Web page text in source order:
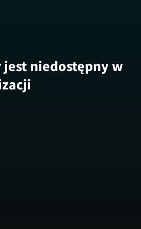
jest niedostępny w